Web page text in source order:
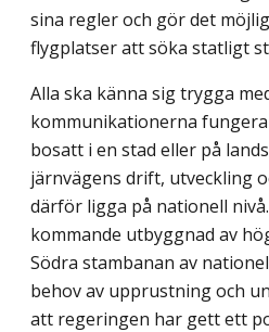
sina regler och gör det
flygplatser att söka statligt
Alla ska känna sig trygga
kommunikationerna
bosatt i en stad eller på
järnvägens drift, utveckling
därför ligga på nationell
kommande utbyggnad av
Södra stambanan av
behov av upprust­ning och
att regeringen har gett ett